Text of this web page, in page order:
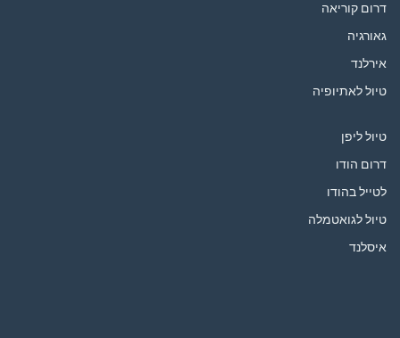
דרום קוריאה
גאורגיה
אירלנד
טיול לאתיופיה
טיול ליפן
דרום הודו
לטייל בהודו
טיול לגואטמלה
איסלנד